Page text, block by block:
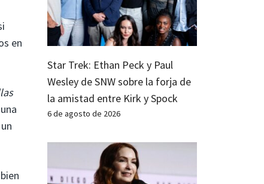
en
Star Trek: Ethan Peck y Paul
Wesley de SNW sobre la forja de
la amistad entre Kirk y Spock
6 de agosto de 2026